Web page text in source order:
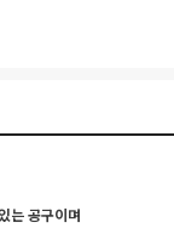
는 공구이며